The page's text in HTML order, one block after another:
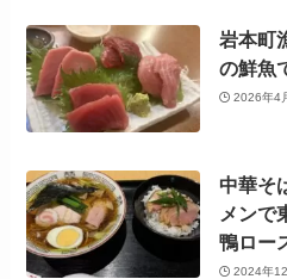
岩本町
の鮮魚
2026年4
中華そ
メンで
鴨ロー
2024年